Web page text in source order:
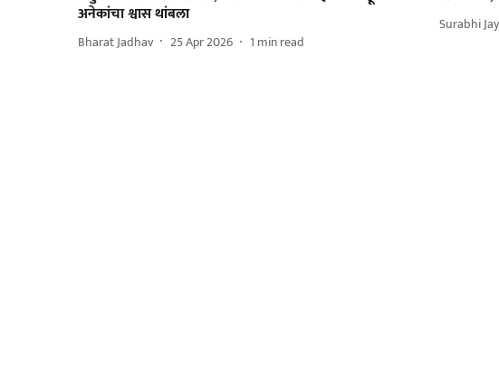
अनेकांचा श्वास थांबला
Bharat Jadhav 25 Apr 2026 1 min read
Surabhi